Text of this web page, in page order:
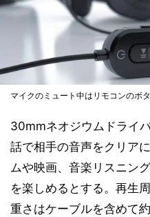
マイクのミュート中はリモコンのボ
30mmネオジウムドライ
話で相手の音声をクリア
ムや映画、音楽リスニン
を楽しめるとする。再生
重さはケーブルを含めて